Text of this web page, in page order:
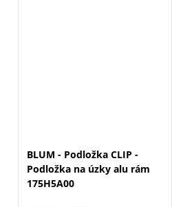
BLUM - Podložka CLIP -
Podložka na úzky alu rám
175H5A00